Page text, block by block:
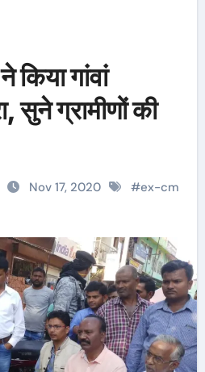
किया गांवां
सुने ग्रामीणों की
Nov 17, 2020 #ex-cm